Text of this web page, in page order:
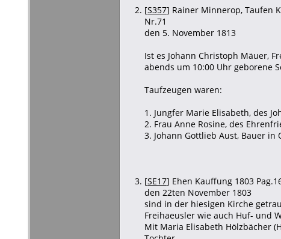
[S357] Rainer Minnerop, Taufen
Nr.71
den 5. November 1813
Ist es Johann Christoph Mäuer,
abends um 10:00 Uhr geborene
Taufzeugen waren:
1. Jungfer Marie Elisabeth, des
2. Frau Anne Rosine, des
3. Johann Gottlieb Aust, Bauer in
[SE17] Ehen Kauffung 1803
den 22ten November 1803
sind in der hiesigen Kirche
Freihaeusler wie auch Huf- und
Mit Maria Elisabeth Hölzbächer